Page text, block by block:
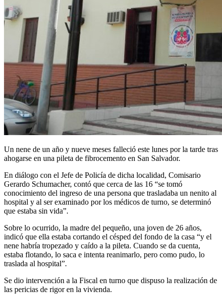
Un nene de un año y nueve meses falleció este lunes por la tarde tras
ahogarse en una pileta de fibrocemento en San Salvador.
En diálogo con el Jefe de Policía de dicha localidad, Comisario
Gerardo Schumacher, contó que cerca de las 16 “se tomó
conocimiento del ingreso de una persona que trasladaba un nenito al
hospital y al ser examinado por los médicos de turno, se determinó
que estaba sin vida”.
Sobre lo ocurrido, la madre del pequeño, una joven de 26 años,
indicó que ella estaba cortando el césped del fondo de la casa “y el
nene habría tropezado y caído a la pileta. Cuando se da cuenta,
estaba flotando, lo saca e intenta reanimarlo, pero como pudo, lo
traslada al hospital”.
Se dio intervención a la Fiscal en turno que dispuso la realización de
las pericias de rigor en la vivienda.